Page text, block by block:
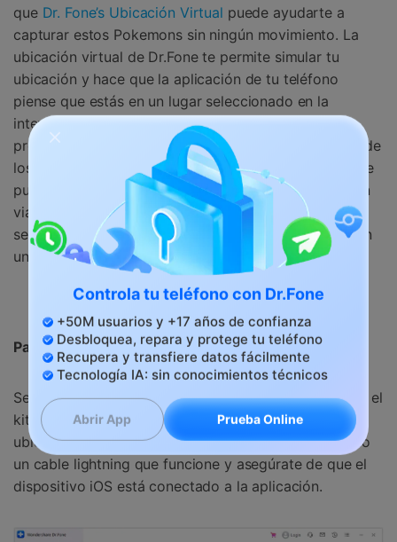
que Dr. Fone’s Ubicación Virtual puede ayudarte a
capturar estos Pokemons sin ningún movimiento. La
ubicación virtual de Dr.Fone te permite simular tu
ubicación y hace que la aplicación de tu teléfono
piense que estás en un lugar seleccionado en la
interfaz de la aplicación de Dr.Fone sin que se
produzca ninguna prohibición o detección por parte de
los desarrolladores de Pokemon Go. La ventaja es que
puedes capturar estos Pokemons sin gastar dinero en
viajes, y también ahorrar tu energía y tiempo. Puedes
seguir los siguientes pasos para atrapar Pokemon con
un solo clic para ir a cualquier lugar sin moverte.
Descargar Para Mac
Paso 1: Burlarse de la ubicación de Quirk:
Se puede jugar a Pokemon Go sin moverse utilizando el
kit de herramientas de Dr. Fone. Para simular la
ubicación, abre la función Ubicación Virtual utilizando
un cable lightning que funcione y asegúrate de que el
dispositivo iOS está conectado a la aplicación.
Controla tu teléfono con Dr.Fone
+50M usuarios y +17 años de confianza
Desbloquea, repara y protege tu teléfono
Recupera y transfiere datos fácilmente
Tecnología IA: sin conocimientos técnicos
Abrir App Prueba Online